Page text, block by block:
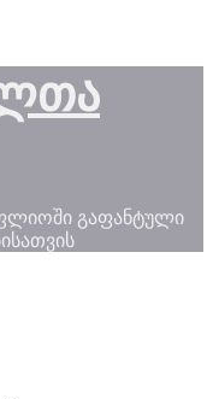
გაფანტული